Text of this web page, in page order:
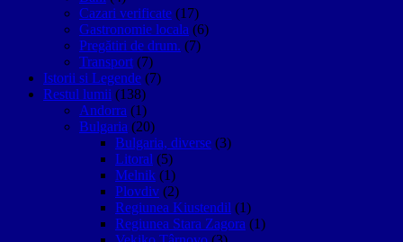
Cazari verificate (17)
Gastronomie locala (6)
Pregătiri de drum. (7)
Transport (7)
Istorii si Legende (7)
Restul lumii (138)
Andorra (1)
Bulgaria (20)
Bulgaria, diverse (3)
Litoral (5)
Melnik (1)
Plovdiv (2)
Regiunea Kiustendil (1)
Regiunea Stara Zagora (1)